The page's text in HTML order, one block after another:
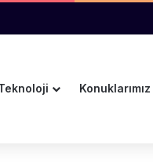
Konuklarımız